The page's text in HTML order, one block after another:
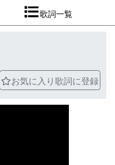
歌詞一覧
お気に入り歌詞に登録